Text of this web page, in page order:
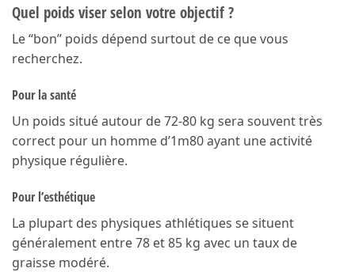
Quel poids viser selon votre objectif ?
Le “bon” poids dépend surtout de ce que vous
recherchez.
Pour la santé
Un poids situé autour de 72-80 kg sera souvent très
correct pour un homme d’1m80 ayant une activité
physique régulière.
Pour l’esthétique
La plupart des physiques athlétiques se situent
généralement entre 78 et 85 kg avec un taux de
graisse modéré.